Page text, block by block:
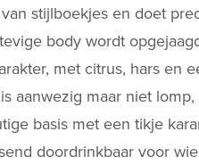
stijlboekjes en doet
body wordt
met citrus, hars en
aanwezig maar niet lomp,
basis met een tikje
doordrinkbaar voor